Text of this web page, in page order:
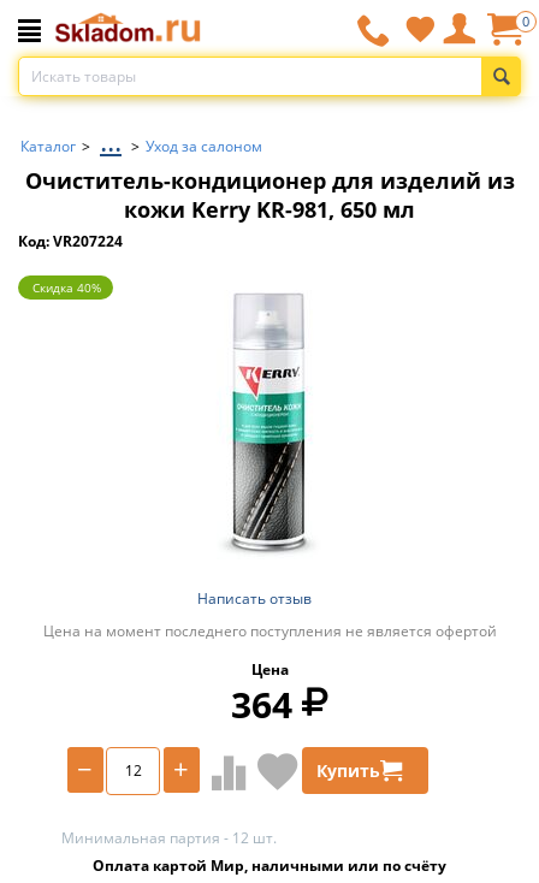
0
Каталог > ... > Уход за салоном
Очиститель-кондиционер для изделий из
кожи Kerry KR-981, 650 мл
Код: VR207224
Скидка 40%
Написать отзыв
Цена на момент последнего поступления не является офертой
Цена
364
+
− Купить
Минимальная партия - 12 шт.
Оплата картой Мир, наличными или по счёту